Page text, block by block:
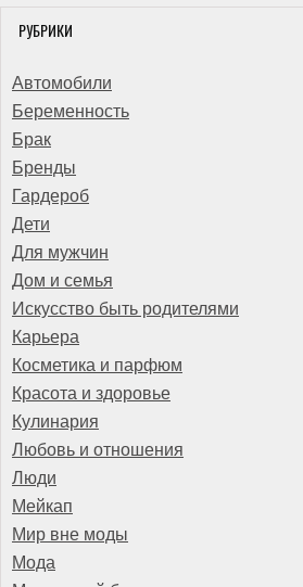
РУБРИКИ
Автомобили
Беременность
Брак
Бренды
Гардероб
Дети
Для мужчин
Дом и семья
Искусство быть родителями
Карьера
Косметика и парфюм
Красота и здоровье
Кулинария
Любовь и отношения
Люди
Мейкап
Мир вне моды
Мода